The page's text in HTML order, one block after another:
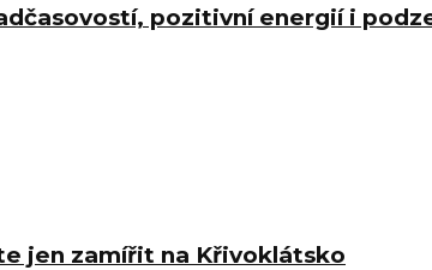
pozitivní energií i
jen zamířit na Křivoklátsko